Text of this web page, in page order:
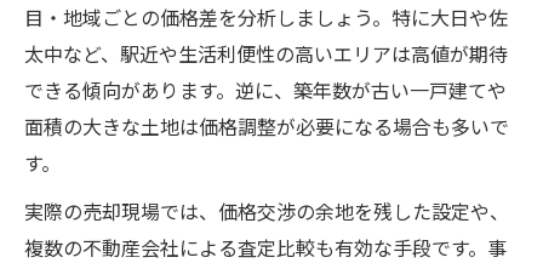
目・地域ごとの価格差を分析しましょう。特に大日や佐
太中など、駅近や生活利便性の高いエリアは高値が期待
できる傾向があります。逆に、築年数が古い一戸建てや
面積の大きな土地は価格調整が必要になる場合も多いで
す。
実際の売却現場では、価格交渉の余地を残した設定や、
複数の不動産会社による査定比較も有効な手段です。事